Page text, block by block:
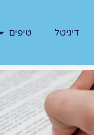
דיגיטל טיפים